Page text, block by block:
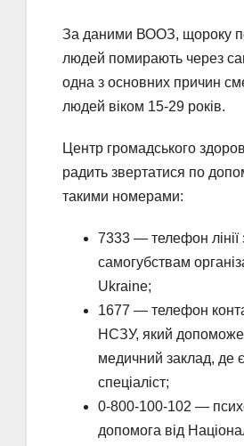
За даними ВООЗ, щороку
людей помирають через
одна з основних причин
людей віком 15-29 років.
Центр громадського
радить звертатися по
такими номерами:
7333 — телефон лінії
самогубствам
Ukraine;
1677 — телефон
НСЗУ, який допоможе
медичний заклад, де
спеціаліст;
0-800-100-102 —
допомога від